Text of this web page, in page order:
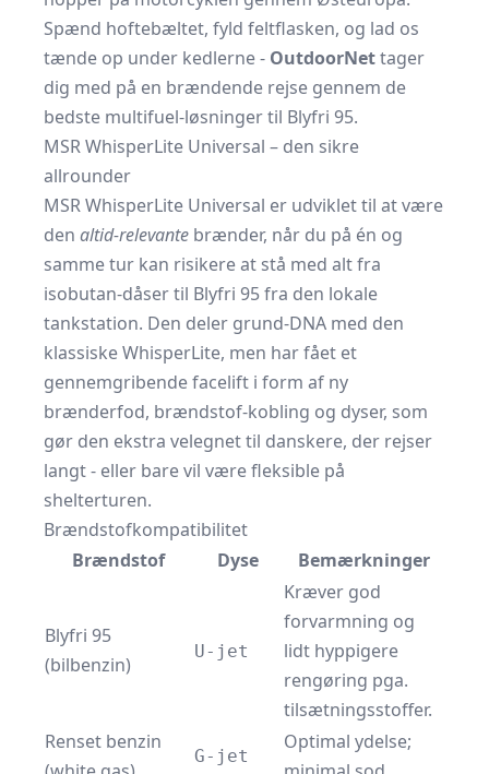
Spænd hoftebæltet, fyld feltflasken, og lad os
tænde op under kedlerne - OutdoorNettager
dig med på en brændende rejse gennem de
bedste multifuel-løsninger til Blyfri 95.
MSR WhisperLite Universal – den sikre
allrounder
MSR WhisperLite Universal er udviklet til at være
den altid-relevante brænder, når du på én og
samme tur kan risikere at stå med alt fra
isobutan-dåser til Blyfri 95 fra den lokale
tankstation. Den deler grund‐DNA med den
klassiske WhisperLite, men har fået et
gennemgribende facelift i form af ny
brænderfod, brændstof‐kobling og dyser, som
gør den ekstra velegnet til danskere, der rejser
langt - eller bare vil være fleksible på
shelterturen.
Brændstofkompatibilitet
Brændstof
Dyse Bemærkninger
Blyfri 95
(bilbenzin)
U-jet
Kræver god
forvarmning og
lidt hyppigere
rengøring pga.
tilsætningsstoffer.
Renset benzin
G-jet
Optimal ydelse;